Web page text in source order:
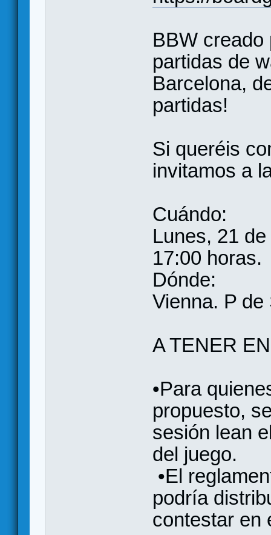
BBW creado
partidas de
Barcelona,
partidas!
Si queréis
invitamos a
Cuándo:
Lunes, 21
17:00 horas.
Dónde:
Vienna. P
A TENER
•Para
propuesto,
sesión lean
del juego.
•El
podría
contestar en